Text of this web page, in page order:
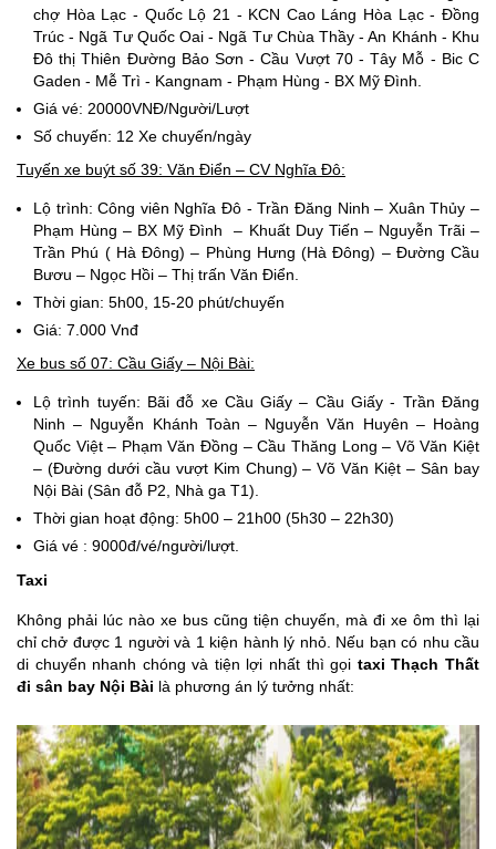
chợ Hòa Lạc - Quốc Lộ 21 - KCN Cao Láng Hòa Lạc - Đồng
Trúc - Ngã Tư Quốc Oai - Ngã Tư Chùa Thầy - An Khánh - Khu
Đô thị Thiên Đường Bảo Sơn - Cầu Vượt 70 - Tây Mỗ - Bic C
Gaden - Mễ Trì - Kangnam - Phạm Hùng - BX Mỹ Đình.
Giá vé: 20000VNĐ/Người/Lượt
Số chuyến: 12 Xe chuyến/ngày
Tuyến xe buýt số 39: Văn Điển – CV Nghĩa Đô:
Lộ trình: Công viên Nghĩa Đô - Trần Đăng Ninh – Xuân Thủy –
Phạm Hùng – BX Mỹ Đình – Khuất Duy Tiến – Nguyễn Trãi –
Trần Phú ( Hà Đông) – Phùng Hưng (Hà Đông) – Đường Cầu
Bươu – Ngọc Hồi – Thị trấn Văn Điển.
Thời gian: 5h00, 15-20 phút/chuyến
Giá: 7.000 Vnđ
Xe bus số 07: Cầu Giấy – Nội Bài:
Lộ trình tuyến: Bãi đỗ xe Cầu Giấy – Cầu Giấy - Trần Đăng
Ninh – Nguyễn Khánh Toàn – Nguyễn Văn Huyên – Hoàng
Quốc Việt – Phạm Văn Đồng – Cầu Thăng Long – Võ Văn Kiệt
– (Đường dưới cầu vượt Kim Chung) – Võ Văn Kiệt – Sân bay
Nội Bài (Sân đỗ P2, Nhà ga T1).
Thời gian hoạt động: 5h00 – 21h00 (5h30 – 22h30)
Giá vé : 9000đ/vé/người/lượt.
Taxi
Không phải lúc nào xe bus cũng tiện chuyến, mà đi xe ôm thì lại
chỉ chở được 1 người và 1 kiện hành lý nhỏ. Nếu bạn có nhu cầu
di chuyển nhanh chóng và tiện lợi nhất thì gọi taxi Thạch Thất
đi sân bay Nội Bài là phương án lý tưởng nhất: